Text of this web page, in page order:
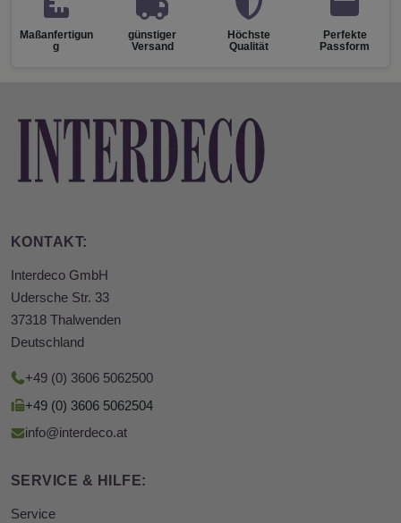
Maßanfertigun
g
günstiger
Versand
Höchste
Qualität
Perfekte
Passform
KONTAKT:
Interdeco GmbH
Udersche Str. 33
37318 Thalwenden
Deutschland
+49 (0) 3606 5062500
+49 (0) 3606 5062504
info@interdeco.at
SERVICE & HILFE:
Service